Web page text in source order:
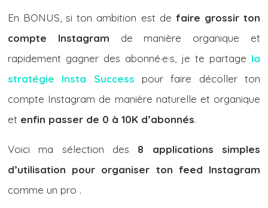
En BONUS, si ton ambition est de faire grossir ton
compte Instagram de manière organique et
rapidement gagner des abonné·e·s, je te partage la
stratégie Insta Success pour faire décoller ton
compte Instagram de manière naturelle et organique
et enfin passer de 0 à 10K d’abonnés.
Voici ma sélection des 8 applications simples
d’utilisation pour organiser ton feed Instagram
comme un pro .